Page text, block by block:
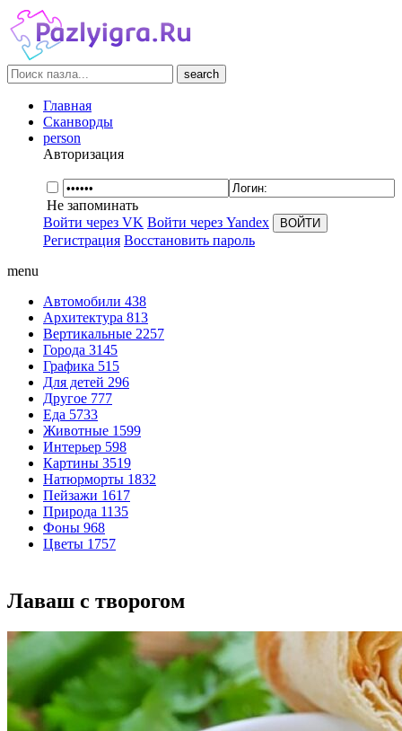
search
Главная
Сканворды
person
Авторизация
Не запоминать
Войти через VK Войти через Yandex
Регистрация Восстановить пароль
menu
Автомобили 438
Архитектура 813
Вертикальные 2257
Города 3145
Графика 515
Для детей 296
Другое 777
Еда 5733
Животные 1599
Интерьер 598
Картины 3519
Натюрморты 1832
Пейзажи 1617
Природа 1135
Фоны 968
Цветы 1757
Лаваш с творогом